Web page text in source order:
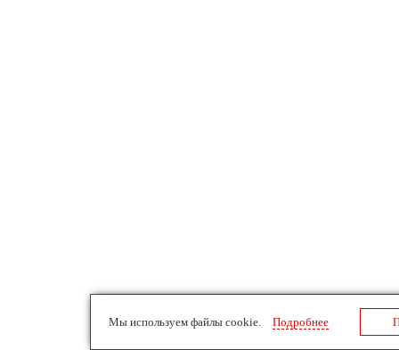
Мы используем файлы cookie. Подробнее